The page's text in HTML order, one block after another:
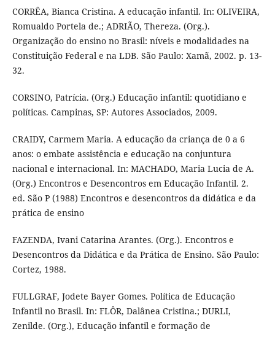
CORRÊA, Bianca Cristina. A educação infantil. In: OLIVEIRA,
Romualdo Portela de.; ADRIÃO, Thereza. (Org.).
Organização do ensino no Brasil: níveis e modalidades na
Constituição Federal e na LDB. São Paulo: Xamã, 2002. p. 13-
32.
CORSINO, Patrícia. (Org.) Educação infantil: quotidiano e
políticas. Campinas, SP: Autores Associados, 2009.
CRAIDY, Carmem Maria. A educação da criança de 0 a 6
anos: o embate assistência e educação na conjuntura
nacional e internacional. In: MACHADO, Maria Lucia de A.
(Org.) Encontros e Desencontros em Educação Infantil. 2.
ed. São P (1988) Encontros e desencontros da didática e da
prática de ensino
FAZENDA, Ivani Catarina Arantes. (Org.). Encontros e
Desencontros da Didática e da Prática de Ensino. São Paulo:
Cortez, 1988.
FULLGRAF, Jodete Bayer Gomes. Política de Educação
Infantil no Brasil. In: FLÔR, Dalânea Cristina.; DURLI,
Zenilde. (Org.), Educação infantil e formação de